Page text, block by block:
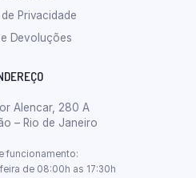
Privacidade
Devoluções
Alencar, 280 A
– Rio de Janeiro
funcionamento:
de 08:00h as 17:30h